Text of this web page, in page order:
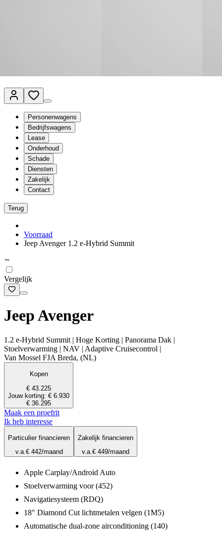
Personenwagens
Bedrijfswagens
Lease
Onderhoud
Schade
Diensten
Zakelijk
Contact
Terug
Voorraad
Jeep Avenger 1.2 e-Hybrid Summit
Vergelijk
Jeep Avenger
1.2 e-Hybrid Summit | Hoge Korting | Panorama Dak |
Stoelverwarming | NAV | Adaptive Cruisecontrol |
Van Mossel FJA Breda, (NL)
Kopen
€ 43.225
Jouw korting: € 6.930
€ 36.295
Maak een proefrit
Ik heb interesse
Particulier financieren
v.a.€ 442/maand
Zakelijk financieren
v.a.€ 449/maand
Apple Carplay/Android Auto
Stoelverwarming voor (452)
Navigatiesysteem (RDQ)
18" Diamond Cut lichtmetalen velgen (1M5)
Automatische dual-zone airconditioning (140)